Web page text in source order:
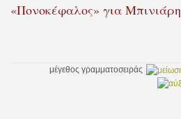
«Πονοκέφαλος» για Μπινιάρη
μέγεθος γραμματοσειράς